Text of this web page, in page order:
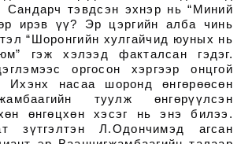
Сандарч тэвдсэн эхнэр нь “Миний
ирэв үү? Эр цэргийн алба чинь
“Шоронгийн хулгайчид юуных нь
гэж хэлээд факталсан гэдэг.
оргосон хэргээр онцгой
Ихэнх насаа шоронд өнгөрөөсөн
туулж өнгөрүүлсэн
өнгөцхөн хэсэг нь энэ билээ.
зүтгэлтэн Л.Одончимэд агсан